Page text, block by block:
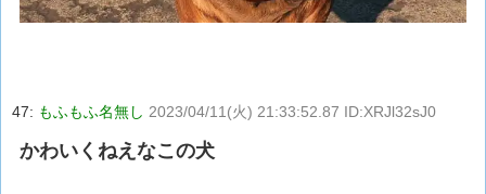
47: もふもふ名無し 2023/04/11(火) 21:33:52.87 ID:XRJl32sJ0
かわいくねえなこの犬